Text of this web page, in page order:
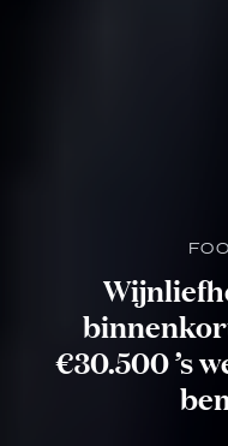
€30.500 ’s